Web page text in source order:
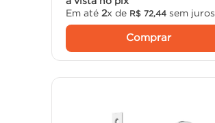
Em até 2x de R$ 72, 44sem juros
Comprar